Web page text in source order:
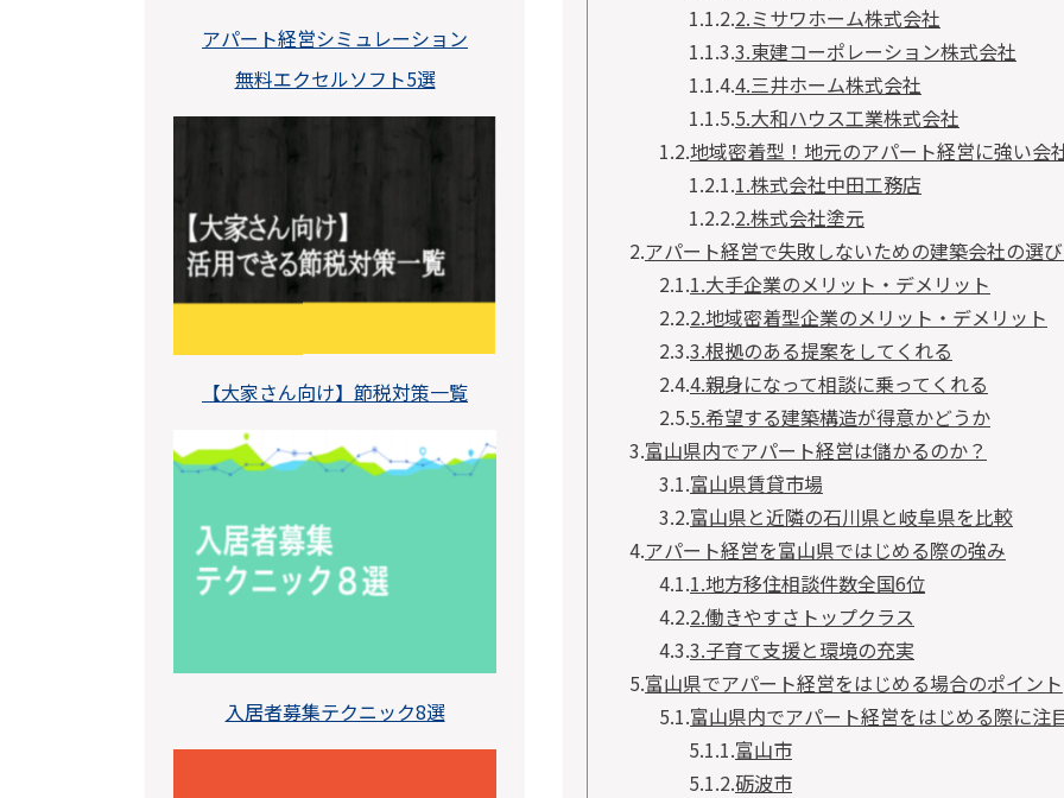
アパート経営シミュレーション
無料エクセルソフト5選
【大家さん向け】節税対策一覧
入居者募集テクニック8選
1.1.2.2.ミサワホーム株式会社
1.1.3.3.東建コーポレーション株式会社
1.1.4.4.三井ホーム株式会社
1.1.5.5.大和ハウス工業株式会社
1.2.地域密着型！地元のアパート経営に強い会
1.2.1.1.株式会社中田工務店
1.2.2.2.株式会社塗元
2.アパート経営で失敗しないための建築会社の選
2.1.1.大手企業のメリット・デメリット
2.2.2.地域密着型企業のメリット・デメリット
2.3.3.根拠のある提案をしてくれる
2.4.4.親身になって相談に乗ってくれる
2.5.5.希望する建築構造が得意かどうか
3.富山県内でアパート経営は儲かるのか？
3.1.富山県賃貸市場
3.2.富山県と近隣の石川県と岐阜県を比較
4.アパート経営を富山県ではじめる際の強み
4.1.1.地方移住相談件数全国6位
4.2.2.働きやすさトップクラス
4.3.3.子育て支援と環境の充実
5.富山県でアパート経営をはじめる場合のポイント
5.1.富山県内でアパート経営をはじめる際に注
5.1.1.富山市
5.1.2.砺波市